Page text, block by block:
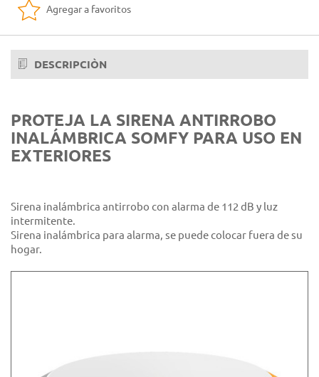
Agregar a favoritos
DESCRIPCIÒN
PROTEJA LA SIRENA ANTIRROBO
INALÁMBRICA SOMFY PARA USO EN
EXTERIORES
Sirena inalámbrica antirrobo con alarma de 112 dB y luz
intermitente.
Sirena inalámbrica para alarma, se puede colocar fuera de su
hogar.